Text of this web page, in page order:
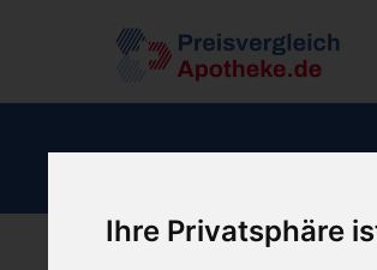
Ihre Privatsphäre